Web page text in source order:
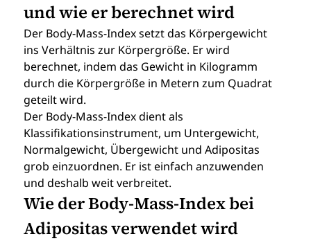
und wie er berechnet wird
Der Body-Mass-Index setzt das Körpergewicht
ins Verhältnis zur Körpergröße. Er wird
berechnet, indem das Gewicht in Kilogramm
durch die Körpergröße in Metern zum Quadrat
geteilt wird.
Der Body-Mass-Index dient als
Klassifikationsinstrument, um Untergewicht,
Normalgewicht, Übergewicht und Adipositas
grob einzuordnen. Er ist einfach anzuwenden
und deshalb weit verbreitet.
Wie der Body-Mass-Index bei
Adipositas verwendet wird